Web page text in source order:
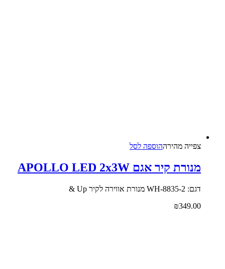
צפייה‬ ‫מהירה‬הוספה לסל
מנורת קיר אגם APOLLO LED 2x3W
דגם: 8835-2-WH מנורת אווירה לקיר Up &
₪349.00